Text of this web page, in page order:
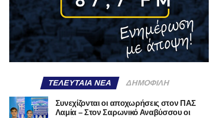
ΤΕΛΕΥΤΑΊΑ ΝΈΑ ΔΗΜΟΦΙΛΉ
Συνεχίζονται οι αποχωρήσεις στον ΠΑΣ
Λαμία – Στον Σαρωνικό Αναβύσσου οι